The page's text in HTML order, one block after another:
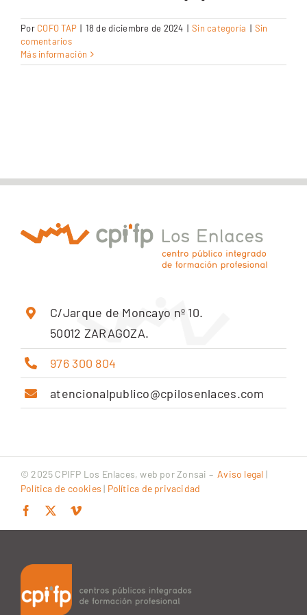
CEX: Audiovisual
Por COFO TAP | 18 de diciembre de 2024 | Sin categoría | Sin
comentarios
Más información
C/Jarque de Moncayo nº 10.
50012 ZARAGOZA.
976 300 804
atencionalpublico@cpilosenlaces.com
© 2025 CPIFP Los Enlaces, web porZonsai – Aviso legal |
Política de cookies | Política de privacidad